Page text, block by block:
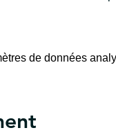
de données